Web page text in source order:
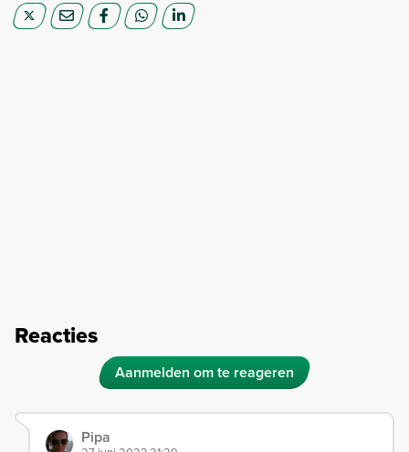
Reacties
Aanmelden om te reageren
Pipa